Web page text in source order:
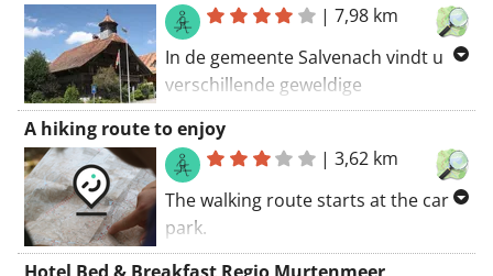
|7,98 km
In de gemeente Salvenach vindt u
verschillende geweldige
wandelroutes, inclusief deze tour.
Een zware rit. Houd rekening met
een koffiestop. Kortom: wandelen is
de credo van deze route. De
wandelroute begint bij de
parkeerplaats.
A hiking route to enjoy
|3,62 km
The walking route starts at the car
park.
If you see the red and white